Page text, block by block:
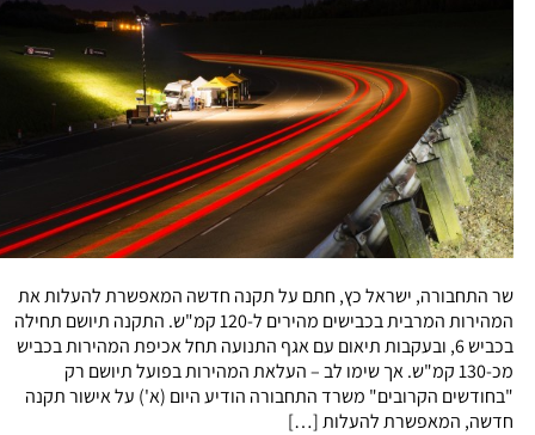
שר התחבורה, ישראל כץ, חתם על תקנה חדשה המאפשרת להעלות את
המהירות המרבית בכבישים מהירים ל-120 קמ"ש. התקנה תיושם תחילה
בכביש 6, ובעקבות תיאום עם אגף התנועה תחל אכיפת המהירות בכביש
מכ-130 קמ"ש. אך שימו לב – העלאת המהירות בפועל תיושם רק
"בחודשים הקרובים" משרד התחבורה הודיע היום (א') על אישור תקנה
חדשה, המאפשרת להעלות […]